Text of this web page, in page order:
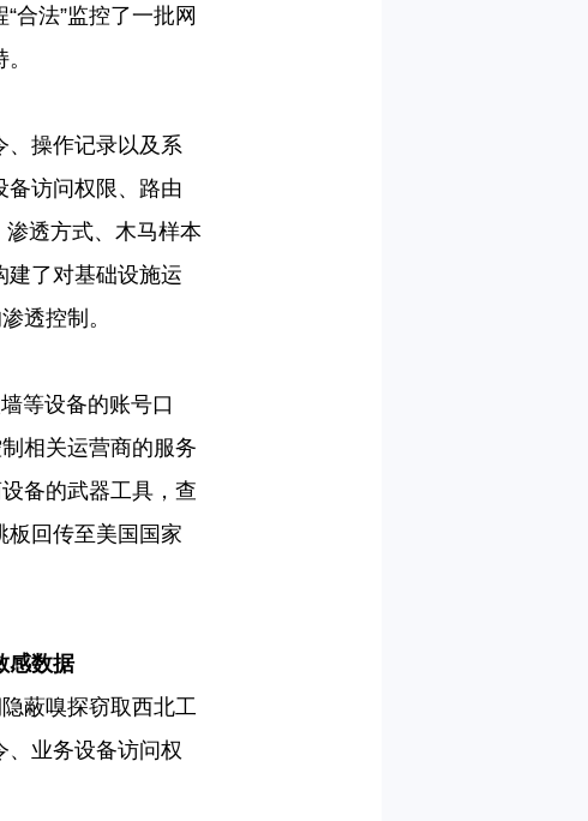
“合法”监控了一批网
、操作记录以及系
备访问权限、路由
渗透方式、木马样本
建了对基础设施运
透控制。
等设备的账号口
相关运营商的服务
备的武器工具，查
板回传至美国国家
感数据
蔽嗅探窃取西北工
、业务设备访问权